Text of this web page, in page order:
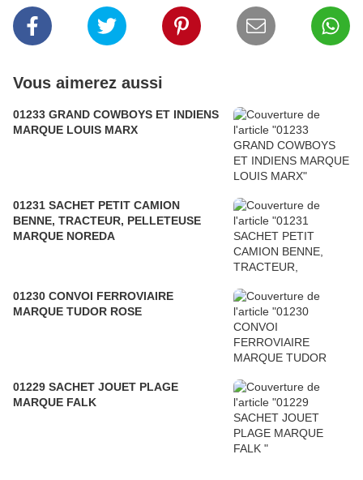
Vous aimerez aussi
01233 GRAND COWBOYS ET INDIENS
MARQUE LOUIS MARX
01231 SACHET PETIT CAMION
BENNE, TRACTEUR, PELLETEUSE
MARQUE NOREDA
01230 CONVOI FERROVIAIRE
MARQUE TUDOR ROSE
01229 SACHET JOUET PLAGE
MARQUE FALK